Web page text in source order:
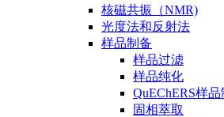
核磁共振（NMR)
光度法和反射法
样品制备
样品过滤
样品纯化
QuEChERS样品
固相萃取